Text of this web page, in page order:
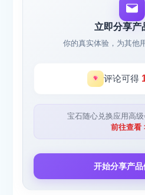
立即分享产
你的真实体验，为其他
评论可得
宝石随心兑换应用高
前往查看
开始分享产品